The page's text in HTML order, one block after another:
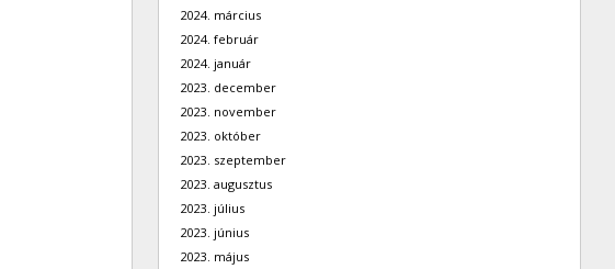
2024. március
2024. február
2024. január
2023. december
2023. november
2023. október
2023. szeptember
2023. augusztus
2023. július
2023. június
2023. május